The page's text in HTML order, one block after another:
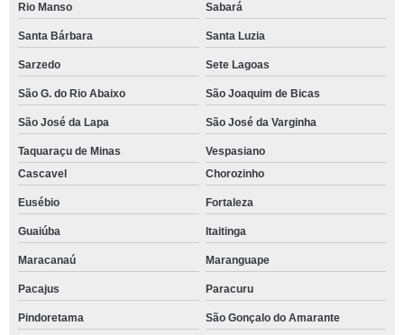
Rio Manso Sabará
Santa Bárbara Santa Luzia
Sarzedo Sete Lagoas
São G. do Rio Abaixo São Joaquim de Bicas
São José da Lapa São José da Varginha
Taquaraçu de Minas
Vespasiano
Cascavel
Chorozinho
Eusébio Fortaleza
Guaiúba Itaitinga
Maracanaú Maranguape
Pacajus Paracuru
Pindoretama São Gonçalo do Amarante